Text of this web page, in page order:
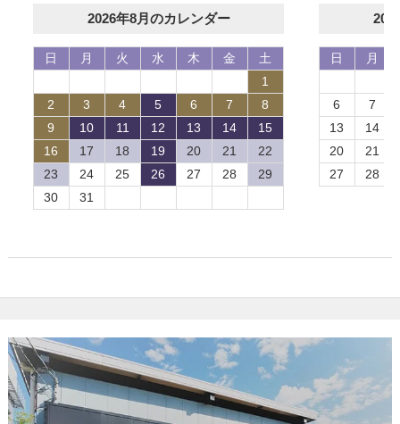
2026年8月のカレンダー
日 月 火 水 木 金
土
1
2
3 4 5 6 7
8
9
10 11 12 13 14
15
16
17 18 19 20 21
22
23
24 25 26 27 28
29
30
31
日 月
6
7
13
14
20
21
27
28